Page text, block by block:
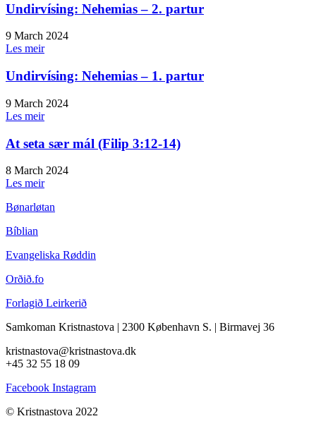
Undirvísing: Nehemias – 2. partur
9 March 2024
Les meir
Undirvísing: Nehemias – 1. partur
9 March 2024
Les meir
At seta sær mál (Filip 3:12-14)
8 March 2024
Les meir
Bønarløtan
Bíblian
Evangeliska Røddin
Orðið.fo
Forlagið Leirkerið
Samkoman Kristnastova | 2300 København S. | Birmavej 36
kristnastova@kristnastova.dk
+45 32 55 18 09
Facebook Instagram
© Kristnastova 2022